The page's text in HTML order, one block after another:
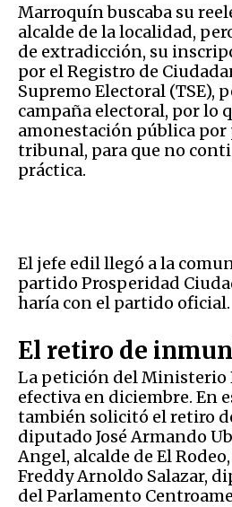
Marroquín buscaba su
alcalde de la localidad,
de extradicción, su
por el Registro de
Supremo Electoral (TSE),
campaña electoral, por lo
amonestación pública
tribunal, para que no
práctica.
El jefe edil llegó a la
partido Prosperidad
haría con el partido oficial.
El retiro de
La petición del Ministerio
efectiva en diciembre. En
también solicitó el retiro
diputado José Armando
Angel, alcalde de El
Freddy Arnoldo Salazar,
del Parlamento